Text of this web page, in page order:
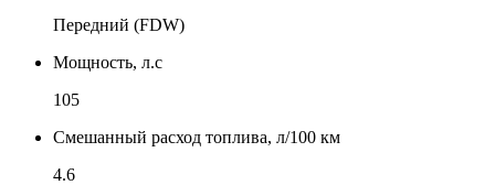
Передний (FDW)
Мощность, л.с
105
Смешанный расход топлива, л/100 км
4.6